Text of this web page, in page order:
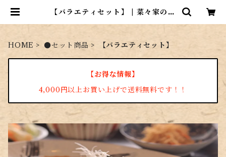
【バラエティセット】 | 菜々家のお
HOME ●セット商品 【バラエティセット】
【お得な情報】
4,000円以上お買い上げで送料無料です！！